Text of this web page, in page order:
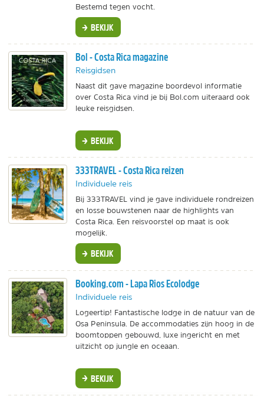
Bestemd tegen vocht.
BEKIJK
Bol - Costa Rica magazine
Reisgidsen
Naast dit gave magazine boordevol informatie
over Costa Rica vind je bij Bol.com uiteraard ook
leuke reisgidsen.
BEKIJK
333TRAVEL - Costa Rica reizen
Individuele reis
Bij 333TRAVEL vind je gave individuele rondreizen
en losse bouwstenen naar de highlights van
Costa Rica. Een reisvoorstel op maat is ook
mogelijk.
BEKIJK
Booking.com - Lapa Rios Ecolodge
Individuele reis
Logeertip! Fantastische lodge in de natuur van de
Osa Peninsula. De accommodaties zijn hoog in de
boomtoppen gebouwd, luxe ingericht en met
uitzicht op jungle en oceaan.
BEKIJK